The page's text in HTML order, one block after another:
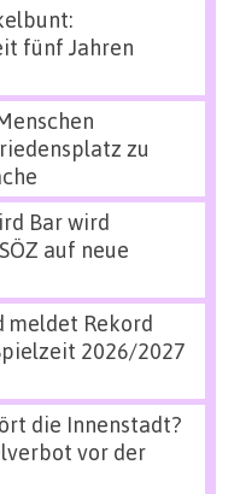
fünf Jahren
zu
Bar wird
auf neue
meldet Rekord
2026/2027
die Innenstadt?
vor der